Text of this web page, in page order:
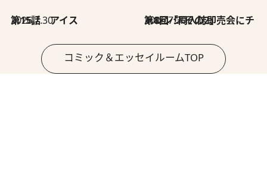
2026.7.30
第15話 アイス 2026.7.30
第8回「同人誌即売会にチャレンジ その2」
コミック＆エッセイルームTOP